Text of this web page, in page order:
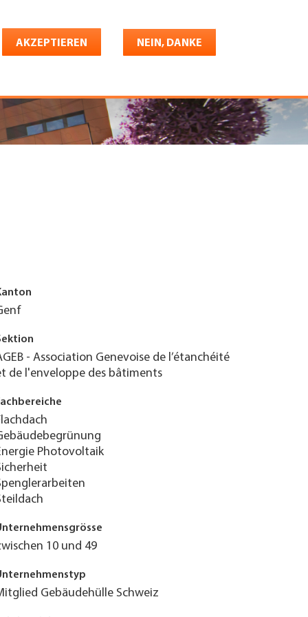
AKZEPTIEREN NEIN, DANKE
Shop Konto Deutsch
- Association Genevoise de l’étanchéité
de l'enveloppe des bâtiments
Photovoltaik
10 und 49
Gebäudehülle Schweiz